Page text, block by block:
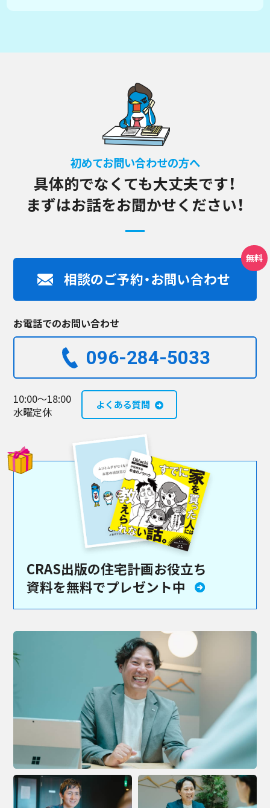
初めてお問い合わせの方へ
具体的でなくても大丈夫です！
まずはお話をお聞かせください！
相談のご予約・お問い合わせ
お電話でのお問い合わせ
096-284-5033​
10:00～18:00
水曜定休
よくある質問
CRAS出版の住宅計画お役立ち
資料を無料でプレゼント中